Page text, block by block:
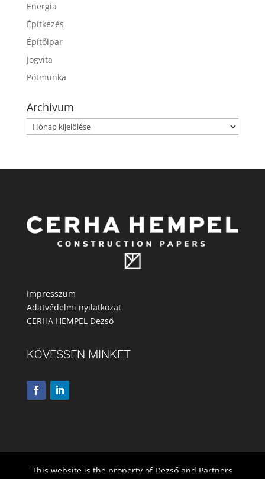
Energia
Építkezés
Építőipar
Jogvita
Pótmunka
Archívum
Archívum
Impresszum
Adatvédelmi nyilatkozat
CERHA HEMPEL Dezső
KÖVESSEN MINKET
This website is the property of Dezső and Partners